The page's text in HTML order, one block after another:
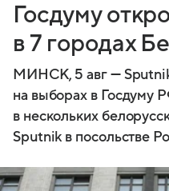
Госдуму
в 7 городах
МИНСК, 5 авг —
на выборах в Госдуму
в нескольких
Sputnik в посольстве